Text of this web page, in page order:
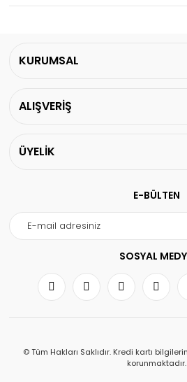
KURUMSAL
ALIŞVERİŞ
ÜYELİK
E-BÜLTEN
SOSYAL
© Tüm Hakları Saklıdır. Kredi kartı
korunmaktadır.